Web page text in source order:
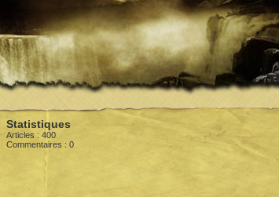
Statistiques
Articles : 400
Commentaires : 0